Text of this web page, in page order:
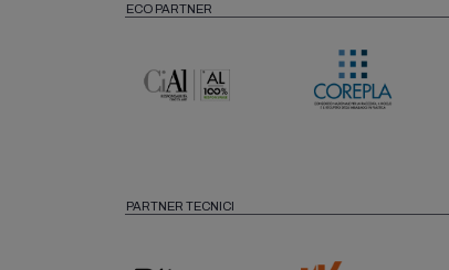
ECO PARTNER
PARTNER TECNICI